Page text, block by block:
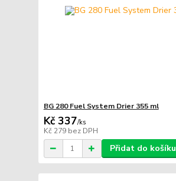
BG 280 Fuel System Drier 355 ml
Kč 337/ks
Kč 279 bez DPH
Přidat do košíku